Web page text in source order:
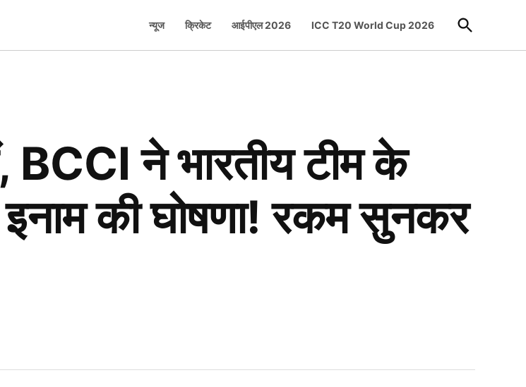
न्यूज क्रिकेट आईपीएल 2026 ICC T20 World Cup 2026
Open
Search
ने भारतीय टीम के
की घोषणा! रकम सुनकर